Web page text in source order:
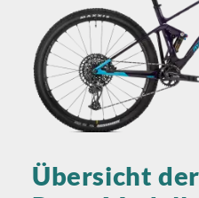
Übersicht